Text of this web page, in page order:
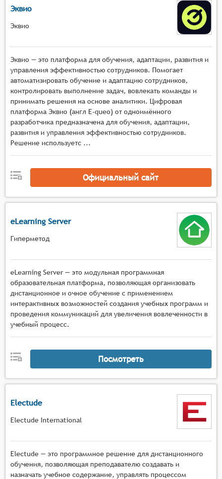
Поддержка социальных сетей и мессенджеров:
образовательного процесса.
Геймификация обучения: Система может
использовать элементы геймификации, такие
как баллы, уровни, достижения и награды, для
мотивации пользователей к обучению.
Эквио
Эквио
Эквио — это платформа для обучения, адаптации, развития и
управления эффективностью сотрудников. Помогает
автоматизировать обучение и адаптацию сотрудников,
контролировать выполнение задач, вовлекать команды и
принимать решения на основе аналитики. Цифровая
платформа Эквио (англ E-queo) от одноимённого
разработчика предназначена для обучения, адаптации,
развития и управления эффективностью сотрудников.
Решение используетс ...
Официальный сайт
eLearning Server
Гиперметод
eLearning Server — это модульная программная
образовательная платформа, позволяющая организовать
дистанционное и очное обучение с применением
интерактивных возможностей создания учебных программ и
проведения коммуникаций для увеличения вовлеченности в
учебный процесс.
Посмотреть
Electude
Electude International
Electude — это программное решение для дистанционного
обучения, позволяющая преподавателю создавать и
назначать учебное содержание, управлять процессом